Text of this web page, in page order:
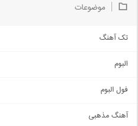
موضوعات
تک آهنگ
اجتماعی
حماسی
البوم
فول البوم
آهنگ مذهبی